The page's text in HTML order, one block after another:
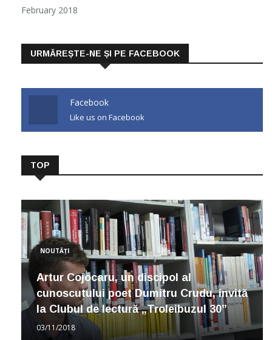
February 2018
URMĂREȘTE-NE ȘI PE FACEBOOK
Facebook
Like us on Facebook
TOP
NOUTĂȚI
Artur Cojocaru, un discipol al
cunoscutului poet Dumitru Crudu, invită
la Clubul de lectură „Troleibuzul 30”
03/11/2018